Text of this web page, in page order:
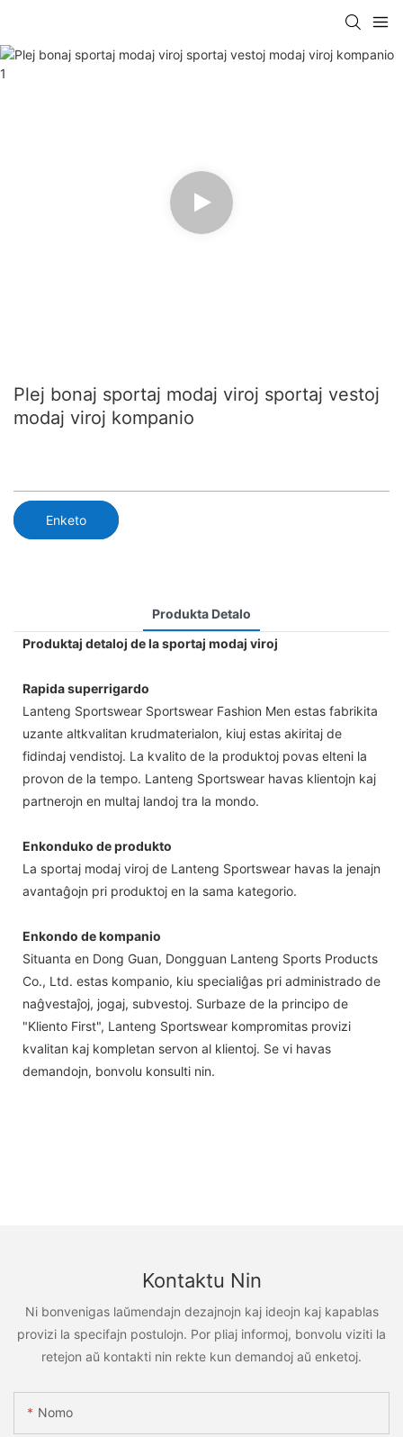
Plej bonaj sportaj modaj viroj sportaj vestoj
modaj viroj kompanio
Enketo
Produkta Detalo
Produktaj detaloj de la sportaj modaj viroj
Rapida superrigardo
Lanteng Sportswear Sportswear Fashion Men estas fabrikita
uzante altkvalitan krudmaterialon, kiuj estas akiritaj de
fidindaj vendistoj. La kvalito de la produktoj povas elteni la
provon de la tempo. Lanteng Sportswear havas klientojn kaj
partnerojn en multaj landoj tra la mondo.
Enkonduko de produkto
La sportaj modaj viroj de Lanteng Sportswear havas la jenajn
avantaĝojn pri produktoj en la sama kategorio.
Enkondo de kompanio
Situanta en Dong Guan, Dongguan Lanteng Sports Products
Co., Ltd. estas kompanio, kiu specialiĝas pri administrado de
naĝvestaĵoj, jogaj, subvestoj. Surbaze de la principo de
"Kliento First", Lanteng Sportswear kompromitas provizi
kvalitan kaj kompletan servon al klientoj. Se vi havas
demandojn, bonvolu konsulti nin.
Kontaktu Nin
Ni bonvenigas laŭmendajn dezajnojn kaj ideojn kaj kapablas
provizi la specifajn postulojn. Por pliaj informoj, bonvolu viziti la
retejon aŭ kontakti nin rekte kun demandoj aŭ enketoj.
Nomo